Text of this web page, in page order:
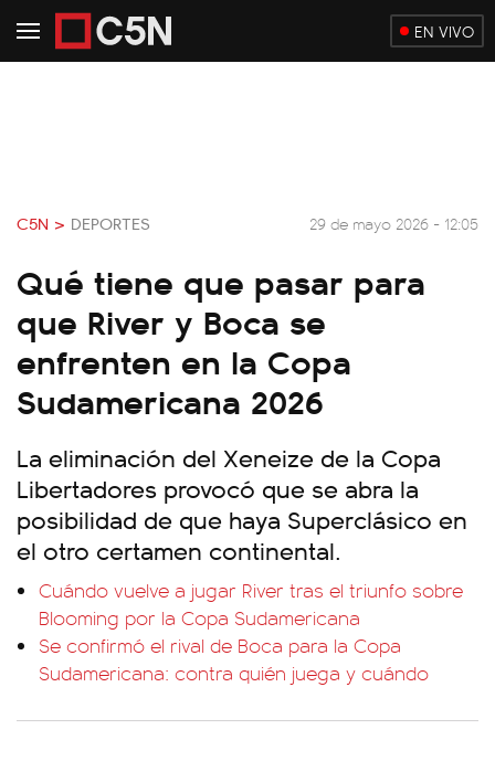
EN VIVO
C5N > DEPORTES 29 de mayo 2026 - 12:05
Qué tiene que pasar para
que River y Boca se
enfrenten en la Copa
Sudamericana 2026
La eliminación del Xeneize de la Copa
Libertadores provocó que se abra la
posibilidad de que haya Superclásico en
el otro certamen continental.
Cuándo vuelve a jugar River tras el triunfo sobre
Blooming por la Copa Sudamericana
Se confirmó el rival de Boca para la Copa
Sudamericana: contra quién juega y cuándo